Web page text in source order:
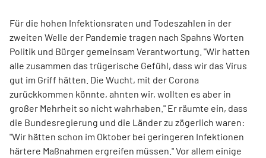
Für die hohen Infektionsraten und Todeszahlen in der
zweiten Welle der Pandemie tragen nach Spahns Worten
Politik und Bürger gemeinsam Verantwortung. "Wir hatten
alle zusammen das trügerische Gefühl, dass wir das Virus
gut im Griff hätten. Die Wucht, mit der Corona
zurückkommen könnte, ahnten wir, wollten es aber in
großer Mehrheit so nicht wahrhaben." Er räumte ein, dass
die Bundesregierung und die Länder zu zögerlich waren:
"Wir hätten schon im Oktober bei geringeren Infektionen
härtere Maßnahmen ergreifen müssen." Vor allem einige